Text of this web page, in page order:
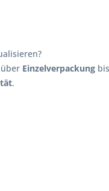
über Einzelverpackung
.